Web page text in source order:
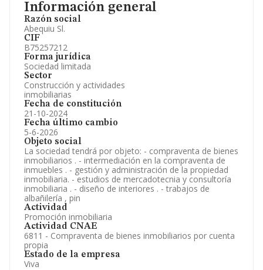
Información general
Razón social
Abequiu Sl.
CIF
B75257212
Forma jurídica
Sociedad limitada
Sector
Construcción y actividades
inmobiliarias
Fecha de constitución
21-10-2024
Fecha último cambio
5-6-2026
Objeto social
La sociedad tendrá por objeto: - compraventa de bienes
inmobiliarios . - intermediación en la compraventa de
inmuebles . - gestión y administración de la propiedad
inmobiliaria. - estudios de mercadotecnia y consultoría
inmobiliaria . - diseño de interiores . - trabajos de
albañilería , pin
Actividad
Promoción inmobiliaria
Actividad CNAE
6811 - Compraventa de bienes inmobiliarios por cuenta
propia
Estado de la empresa
Viva